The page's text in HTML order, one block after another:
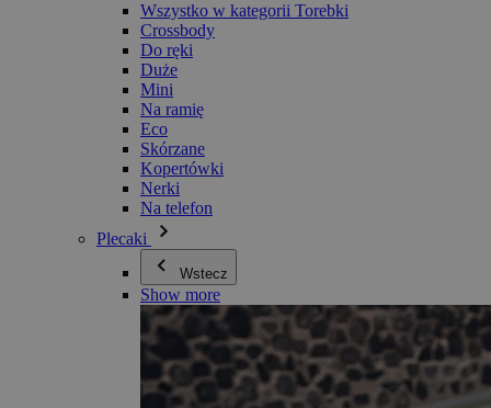
Wszystko w kategorii Torebki
Crossbody
Do ręki
Duże
Mini
Na ramię
Eco
Skórzane
Kopertówki
Nerki
Na telefon
Plecaki
Wstecz
Show more